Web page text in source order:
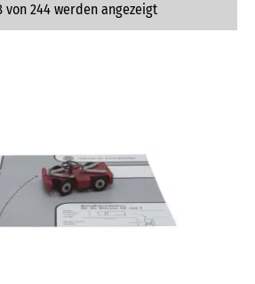
von 244 werden angezeigt